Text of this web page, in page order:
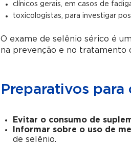
clínicos gerais, em casos de
toxicologistas, para investigar
O exame de selênio sérico é
na prevenção e no tratamento
Preparativos para
Evitar o consumo de
Informar sobre o uso de
de selênio.